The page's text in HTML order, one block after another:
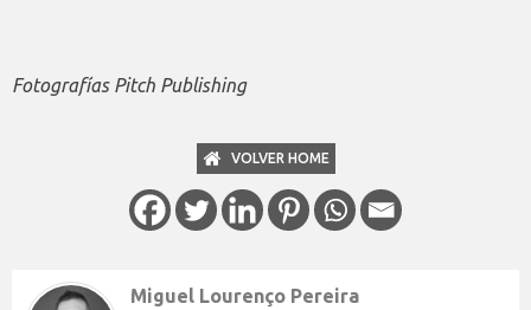
Fotografías Pitch Publishing
VOLVER HOME
Miguel Lourenço Pereira